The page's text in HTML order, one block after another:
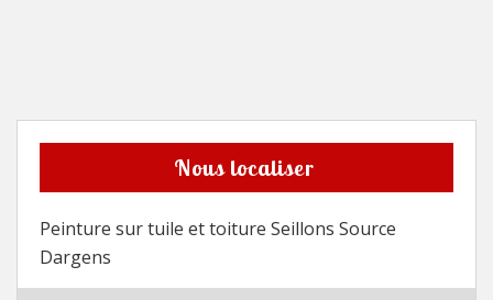
Nous localiser
Peinture sur tuile et toiture Seillons Source
Dargens